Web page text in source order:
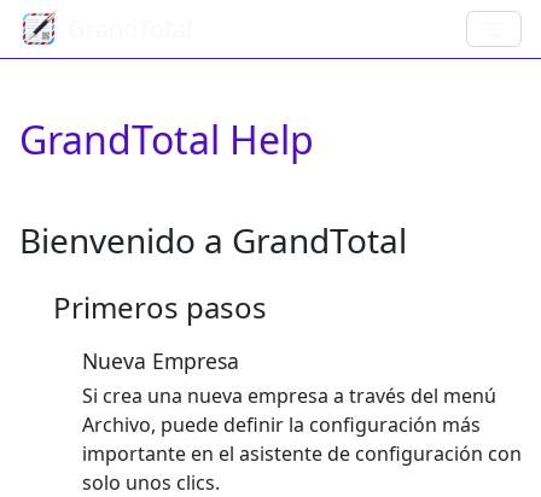
GrandTotal Help
Bienvenido a GrandTotal
Primeros pasos
Nueva Empresa
Si crea una nueva empresa a través del menú
Archivo, puede definir la configuración más
importante en el asistente de configuración con
solo unos clics.